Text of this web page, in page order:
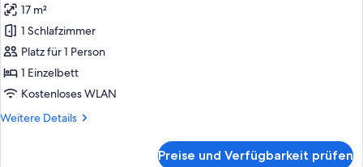
für
Einzelzimmer,
1 Einzelbett,
Nichtraucher
anzeigen
17 m²
1 Schlafzimmer
Platz für 1 Person
1 Einzelbett
Kostenloses WLAN
Weitere Details
Weitere
Preise und Verfügbarkeit prüfen